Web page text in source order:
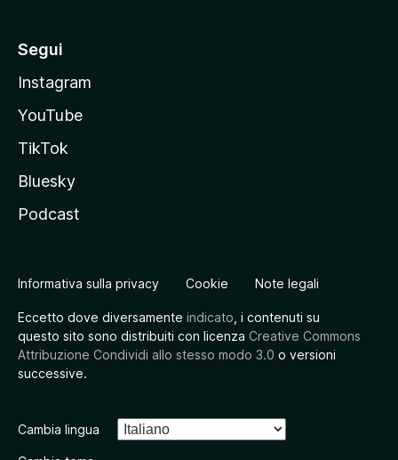
Segui
Instagram
YouTube
TikTok
Bluesky
Podcast
Informativa sulla privacy Cookie Note legali
Eccetto dove diversamente indicato , i contenuti su
questo sito sono distribuiti con licenza Creative Commons
Attribuzione Condividi allo stesso modo 3.0 o versioni
successive.
Cambia lingua